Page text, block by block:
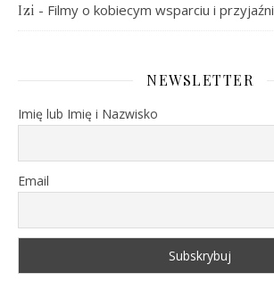
Izi - Filmy o kobiecym wsparciu i przyjaźni
NEWSLETTER
Imię lub Imię i Nazwisko
Email